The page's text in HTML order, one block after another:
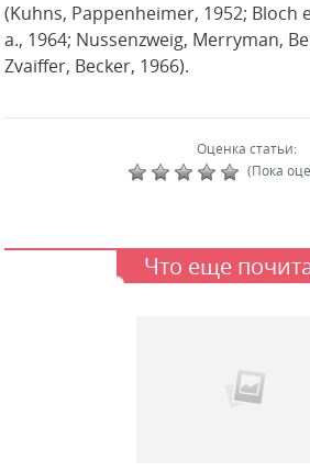
(Kuhns, Pappenheimer, 1952; Bloch
a., 1964; Nussenzweig, Merryman,
Zvaiffer, Becker, 1966).
Оценка статьи:
(Пока
Что еще